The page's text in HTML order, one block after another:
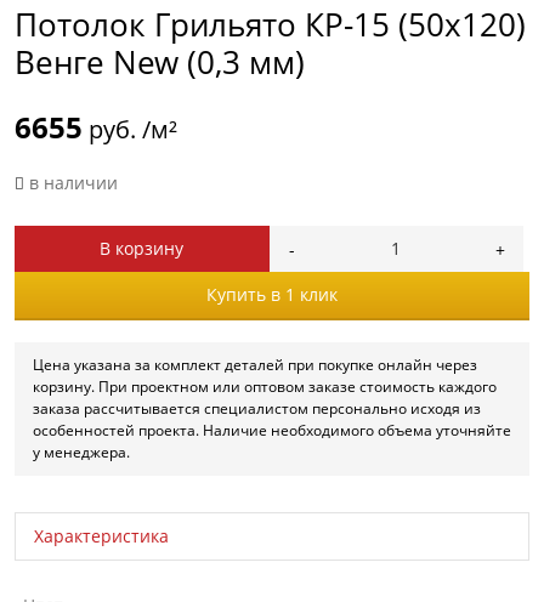
Потолок Грильято КР-15 (50х120)
Венге New (0,3 мм)
6655 руб. /м²
в наличии
В корзину
Купить в 1 клик
Цена указана за комплект деталей при покупке онлайн через
корзину. При проектном или оптовом заказе стоимость каждого
заказа рассчитывается специалистом персонально исходя из
особенностей проекта. Наличие необходимого объема уточняйте
у менеджера.
Характеристика